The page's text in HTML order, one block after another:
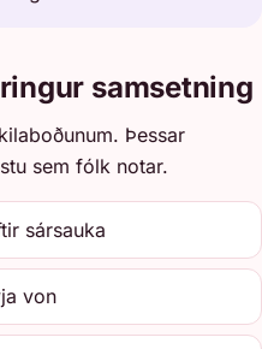
samsetning
Þessar
sem fólk notar.
sársauka
von